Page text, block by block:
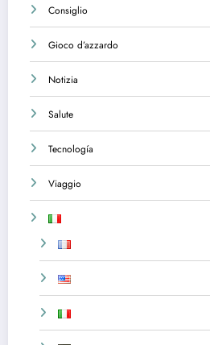
Consiglio
Gioco d’azzardo
Notizia
Salute
Tecnología
Viaggio